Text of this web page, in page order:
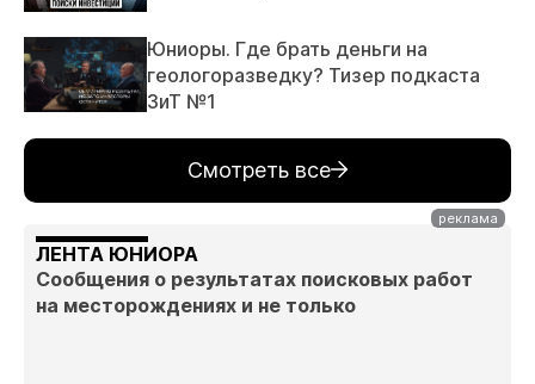
Юниоры. Где брать деньги на
геологоразведку? Тизер подкаста
ЗиТ №1
Смотреть все
ЛЕНТА ЮНИОРА
Сообщения о результатах поисковых работ
на месторождениях и не только